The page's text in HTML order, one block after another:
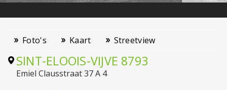
SINT-ELOOIS-VIJVE 8793
Emiel Clausstraat 37 A 4
Foto's Kaart Streetview